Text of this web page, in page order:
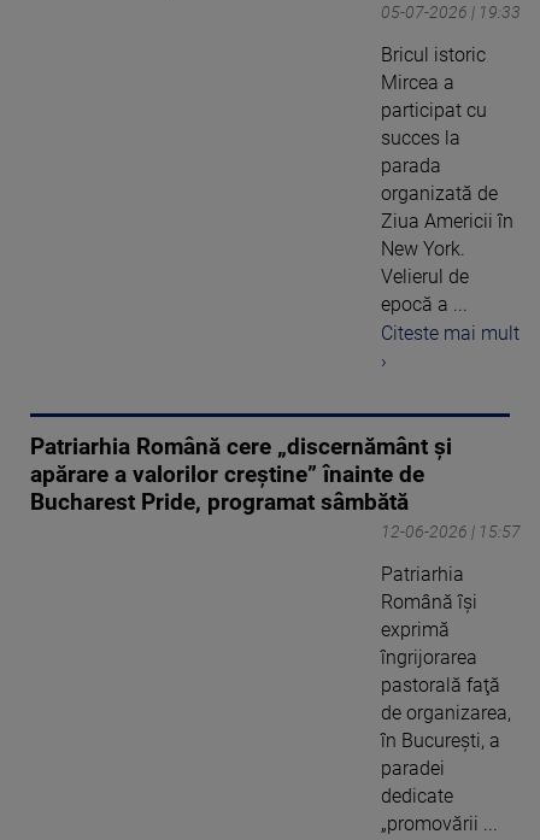
05-07-2026 | 19:33
Bricul istoric
Mircea a
participat cu
succes la
parada
organizată de
Ziua Americii în
New York.
Velierul de
epocă a ...
Citeste mai mult
›
Patriarhia Română cere „discernământ și
apărare a valorilor creștine” înainte de
Bucharest Pride, programat sâmbătă
12-06-2026 | 15:57
Patriarhia
Română îşi
exprimă
îngrijorarea
pastorală faţă
de organizarea,
în Bucureşti, a
paradei
dedicate
„promovării ...